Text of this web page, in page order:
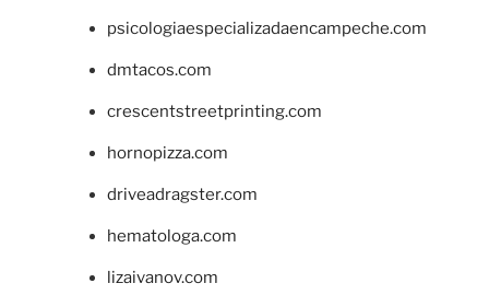
psicologiaespecializadaencampeche.com
dmtacos.com
crescentstreetprinting.com
hornopizza.com
driveadragster.com
hematologa.com
lizaivanov.com